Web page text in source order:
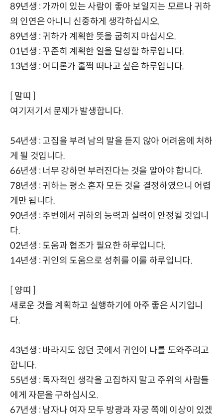
89년생 : 가까이 있는 사람이 좋아 보일지는 모르나 귀하
의 인연은 아니니 신중하게 생각하십시오.
89년생 : 귀하가 계획한 뜻을 굽히지 마십시오.
01년생 : 꾸준히 계획한 일을 달성할 하루입니다.
13년생 : 어디론가 훌쩍 떠나고 싶은 하루입니다.
[ 말띠 ]
여기저기서 문제가 발생합니다.
54년생 : 고집을 부려 남의 말을 듣지 않아 어려움에 처하
게 될 것입니다.
66년생 : 너무 강하면 부러진다는 것을 알아야 합니다.
78년생 : 귀하는 평소 혼자 모든 것을 결정하였으니 어렵
게만 됩니다.
90년생 : 주변에서 귀하의 능력과 실력이 안정될 것입니
다.
02년생 : 도움과 협조가 필요한 하루입니다.
14년생 : 귀인의 도움으로 성취를 이룰 하루입니다.
[ 양띠 ]
새로운 것을 계획하고 실행하기에 아주 좋은 시기입니
다.
43년생 : 바라지도 않던 곳에서 귀인이 나를 도와주려고
합니다.
55년생 : 독자적인 생각을 고집하지 말고 주위의 사람들
에게 자문을 구하십시오.
67년생 : 남자나 여자 모두 방광과 자궁 쪽에 이상이 있겠